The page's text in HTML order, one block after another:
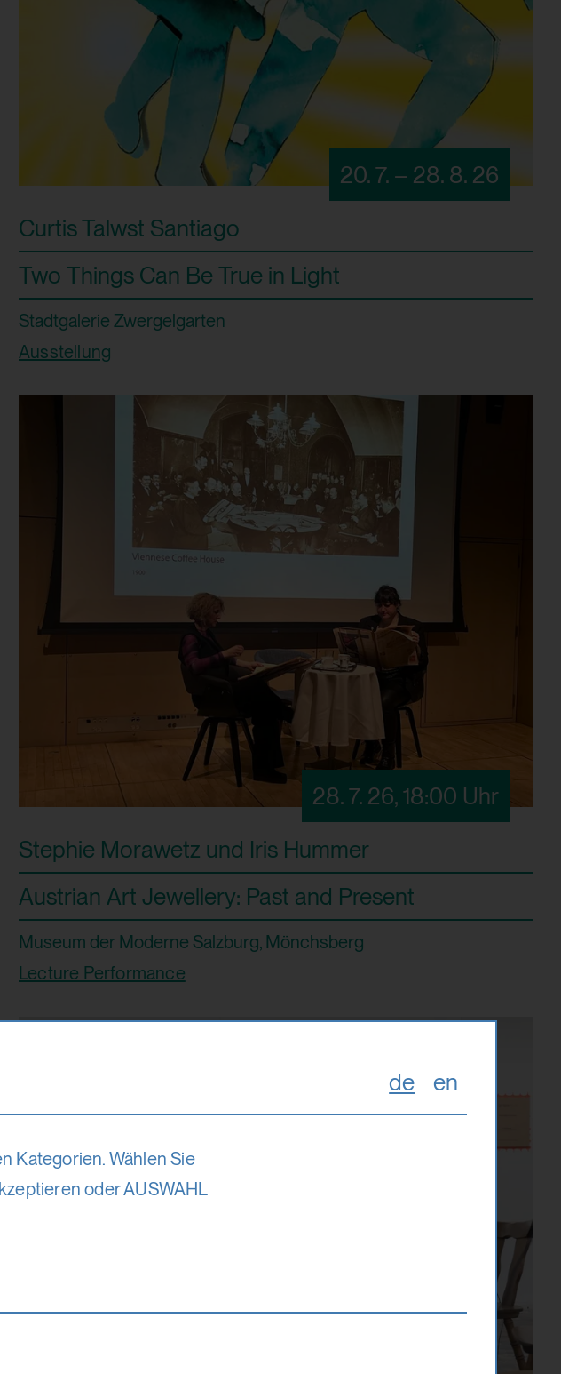
20. 7. – 28. 8. 26
Curtis Talwst Santiago
Two Things Can Be True in Light
Stadtgalerie Zwergelgarten
Ausstellung
28. 7. 26,18:00 Uhr
Stephie Morawetz und Iris Hummer
Austrian Art Jewellery: Past and Present
Museum der Moderne Salzburg, Mönchsberg
Lecture Performance
de en
Kategorien. Wählen Sie
oder AUSWAHL